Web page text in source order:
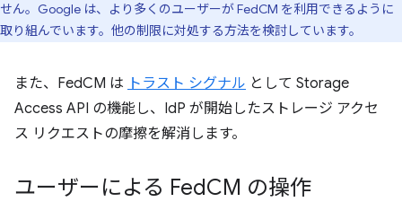
せん。Google は、より多くのユーザーが FedCM を利用できるように
取り組んでいます。他の制限に対処する方法を検討しています。
また、FedCM は トラスト シグナル として Storage
Access API の機能し、IdP が開始したストレージ アクセ
ス リクエストの摩擦を解消します。
ユーザーによる FedCM の操作